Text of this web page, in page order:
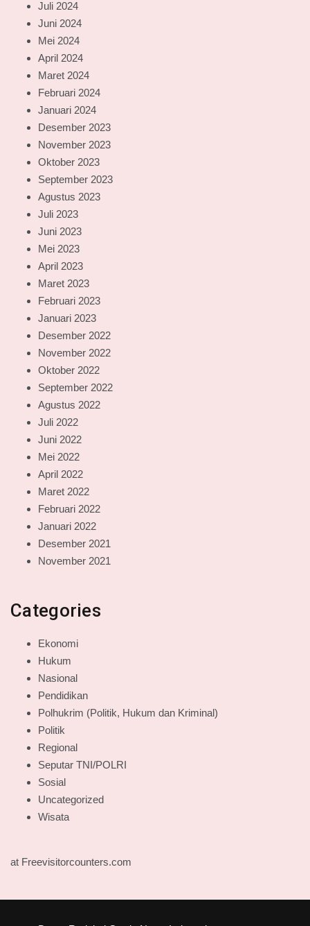
Juli 2024
Juni 2024
Mei 2024
April 2024
Maret 2024
Februari 2024
Januari 2024
Desember 2023
November 2023
Oktober 2023
September 2023
Agustus 2023
Juli 2023
Juni 2023
Mei 2023
April 2023
Maret 2023
Februari 2023
Januari 2023
Desember 2022
November 2022
Oktober 2022
September 2022
Agustus 2022
Juli 2022
Juni 2022
Mei 2022
April 2022
Maret 2022
Februari 2022
Januari 2022
Desember 2021
November 2021
Categories
Ekonomi
Hukum
Nasional
Pendidikan
Polhukrim (Politik, Hukum dan Kriminal)
Politik
Regional
Seputar TNI/POLRI
Sosial
Uncategorized
Wisata
at Freevisitorcounters.com